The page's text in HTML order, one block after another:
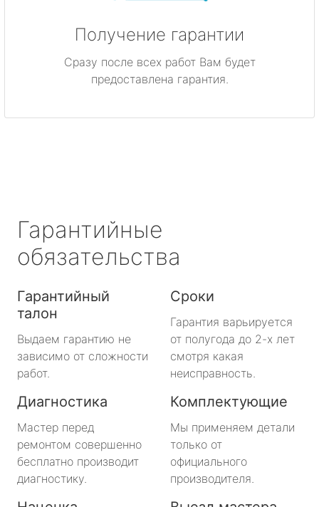
Получение гарантии
Сразу после всех работ Вам будет
предоставлена гарантия.
Гарантийные
обязательства
Гарантийный
талон
Выдаем гарантию не
зависимо от сложности
работ.
Сроки
Гарантия варьируется
от полугода до 2-х лет
смотря какая
неисправность.
Диагностика
Мастер перед
ремонтом совершенно
бесплатно производит
диагностику.
Комплектующие
Мы применяем детали
только от
официального
производителя.